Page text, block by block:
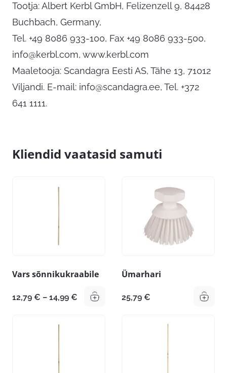
Tootja: Albert Kerbl GmbH, Felizenzell 9, 84428
Buchbach, Germany,
Tel. +49 8086 933-100, Fax +49 8086 933-500,
info@kerbl.com, www.kerbl.com
Maaletooja: Scandagra Eesti AS, Tähe 13, 71012
Viljandi. E-mail: info@scandagra.ee, Tel. +372
641 1111.
Kliendid vaatasid samuti
Vars sõnnikukraabile
12,79 € – 14,99 € Hinnavahemik:
Ümarhari
25,79 €